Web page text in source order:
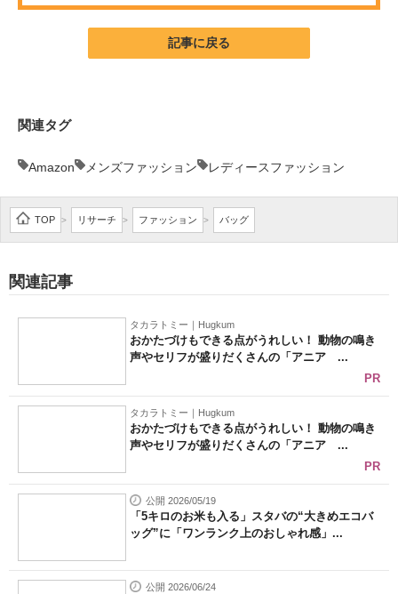
AI活用のいまが分かる
企業向けIT製品の総合サイト
製造業のIT導入・活用を支援
モノづくり技術者専門サイト
電子設計の基本と応用
エネルギーの専門メディア
建設×テクノロジーの最前線
ちょっと気になるネットの話題
記事に戻る
関連タグ
Amazon メンズファッション レディースファッション
TOP > リサーチ > ファッション > バッグ
関連記事
タカラトミー｜Hugkum
おかたづけもできる点がうれしい！ 動物の鳴き
声やセリフが盛りだくさんの「アニア ...
PR
タカラトミー｜Hugkum
おかたづけもできる点がうれしい！ 動物の鳴き
声やセリフが盛りだくさんの「アニア ...
PR
公開 2026/05/19
「5キロのお米も入る」スタバの“大きめエコバ
ッグ”に「ワンランク上のおしゃれ感」...
公開 2026/06/24